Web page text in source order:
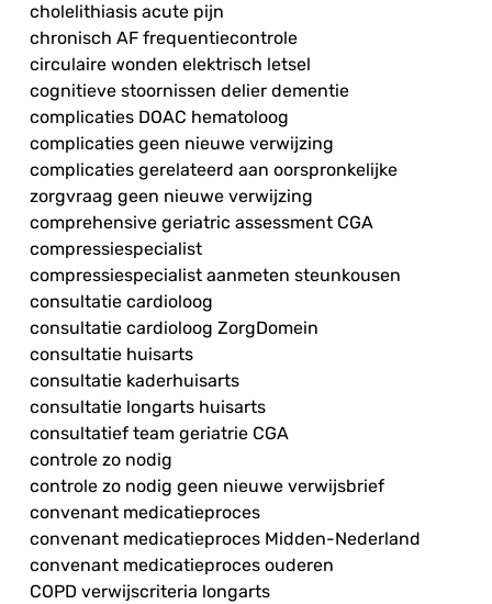
cholelithiasis acute pijn
chronisch AF frequentiecontrole
circulaire wonden elektrisch letsel
cognitieve stoornissen delier dementie
complicaties DOAC hematoloog
complicaties geen nieuwe verwijzing
complicaties gerelateerd aan oorspronkelijke
zorgvraag geen nieuwe verwijzing
comprehensive geriatric assessment CGA
compressiespecialist
compressiespecialist aanmeten steunkousen
consultatie cardioloog
consultatie cardioloog ZorgDomein
consultatie huisarts
consultatie kaderhuisarts
consultatie longarts huisarts
consultatief team geriatrie CGA
controle zo nodig
controle zo nodig geen nieuwe verwijsbrief
convenant medicatieproces
convenant medicatieproces Midden-Nederland
convenant medicatieproces ouderen
COPD verwijscriteria longarts